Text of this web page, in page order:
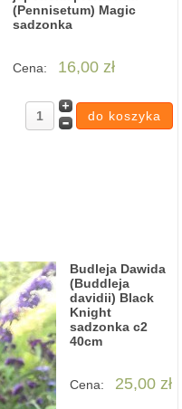
(Pennisetum) Magic
sadzonka
Cena: 16,00 zł
Budleja Dawida
(Buddleja
davidii) Black
Knight
sadzonka c2
40cm
Cena: 25,00 zł